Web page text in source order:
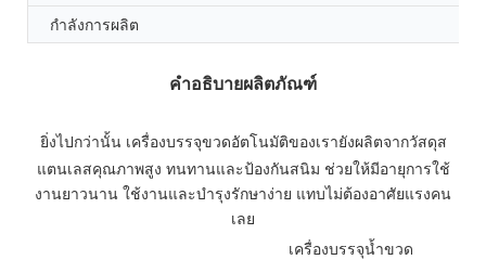
กำลังการผลิต
คำอธิบายผลิตภัณฑ์
ยิ่งไปกว่านั้น เครื่องบรรจุขวดอัตโนมัติของเรายังผลิตจากวัสดุส
แตนเลสคุณภาพสูง ทนทานและป้องกันสนิม ช่วยให้มีอายุการใช้
งานยาวนาน ใช้งานและบำรุงรักษาง่าย แทบไม่ต้องอาศัยแรงคน
เลย
เครื่องบรรจุน้ำขวด